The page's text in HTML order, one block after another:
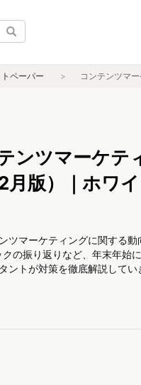
ペーパー コンテンツマ
ンツマーケテ
月版）｜ホワ
ツマーケティングに関する
の振り返りなど、年末年始
ントが対策を徹底解説してい